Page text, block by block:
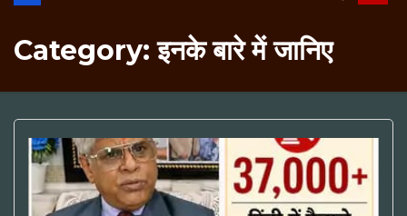
Category:इनके बारे में जानिए